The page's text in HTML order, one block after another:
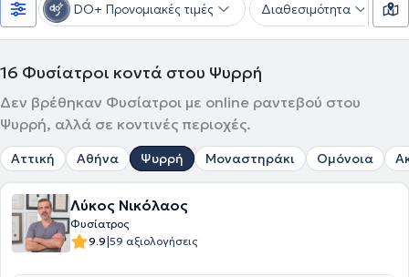
DO+ Προνομιακές τιμές Διαθεσιμότητα
16 Φυσίατροι κοντά στου Ψυρρή
Δεν βρέθηκαν Φυσίατροι με online ραντεβού στου
Ψυρρή, αλλά σε κοντινές περιοχές.
Αττική Αθήνα Ψυρρή Μοναστηράκι Ομόνοια
Λύκος Νικόλαος
Φυσίατρος
9.9|59 αξιολογήσεις